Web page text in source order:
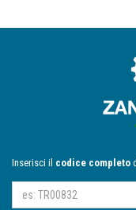
Inserisci il codice completo